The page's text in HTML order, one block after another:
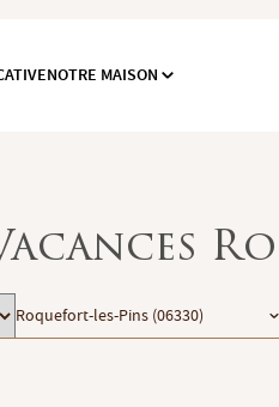
NOTRE MAISON
Localisation
Roquefort-les-Pins (06330)